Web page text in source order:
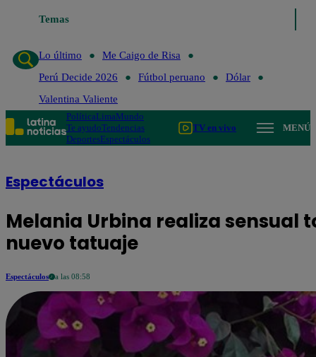
Temas
Lo último
Me Caigo de Risa
Perú Decide 2026
Fútbol peruano
Dólar
Valentina Valiente
PolíticaLimaMundo
Te ayudoTendencias
DeportesEspectáculos
TV en vivo MENÚ
Espectáculos
Melania Urbina realiza sensual
nuevo tatuaje
Espectáculos a las 08:58